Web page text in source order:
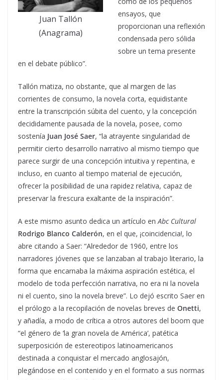
Juan Tallón
(Anagrama)
ensayos, que
proporcionan una reflexión
condensada pero sólida
sobre un tema presente
en el debate público”.
Tallón matiza, no obstante, que al margen de las
corrientes de consumo, la novela corta, equidistante
entre la transcripción súbita del cuento, y la concepción
decididamente pausada de la novela, posee, como
sostenía Juan José Saer, “la atrayente singularidad de
permitir cierto desarrollo narrativo al mismo tiempo que
parece surgir de una concepción intuitiva y repentina, e
incluso, en cuanto al tiempo material de ejecución,
ofrecer la posibilidad de una rapidez relativa, capaz de
preservar la frescura exaltante de la inspiración”.
A este mismo asunto dedica un artículo en Abc Cultural
Rodrigo Blanco Calderón, en el que, ¡coincidencia!, lo
abre citando a Saer: “Alrededor de 1960, entre los
narradores jóvenes que se lanzaban al trabajo literario, la
forma que encarnaba la máxima aspiración estética, el
modelo de toda perfección narrativa, no era ni la novela
ni el cuento, sino la novela breve”. Lo dejó escrito Saer en
el prólogo a la recopilación de novelas breves de Onetti,
y añadía, a modo de crítica a otros autores del boom que
“el género de ‘la gran novela de América’, patética
superposición de estereotipos latinoamericanos
destinada a conquistar el mercado anglosajón,
plegándose en el contenido y en el formato a sus normas